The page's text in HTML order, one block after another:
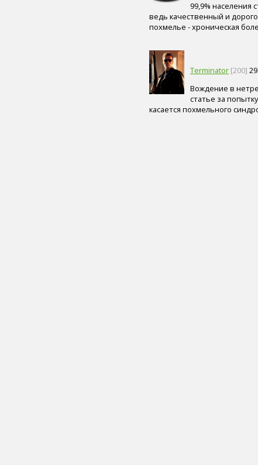
99,9%
ведь качественный и
похмелье - хроническая
Terminator [200]
Вождение в
статье за
касается похмельного